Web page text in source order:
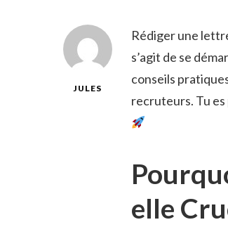
JULES
Rédiger une
s’agit de se
conseils
recruteurs. Tu
elle